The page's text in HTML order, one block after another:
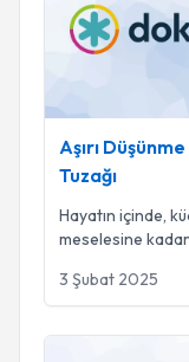
Aşırı
Tuzağı
Hayatın içinde,
meselesine
3 Şubat 2025